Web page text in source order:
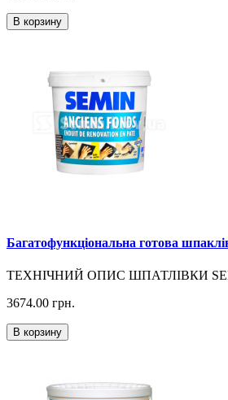
В корзину
Багатофункціональна готова
ТЕХНІЧНИЙ ОПИС ШПАТЛІВКИ SEMIN
3674.00 грн.
В корзину